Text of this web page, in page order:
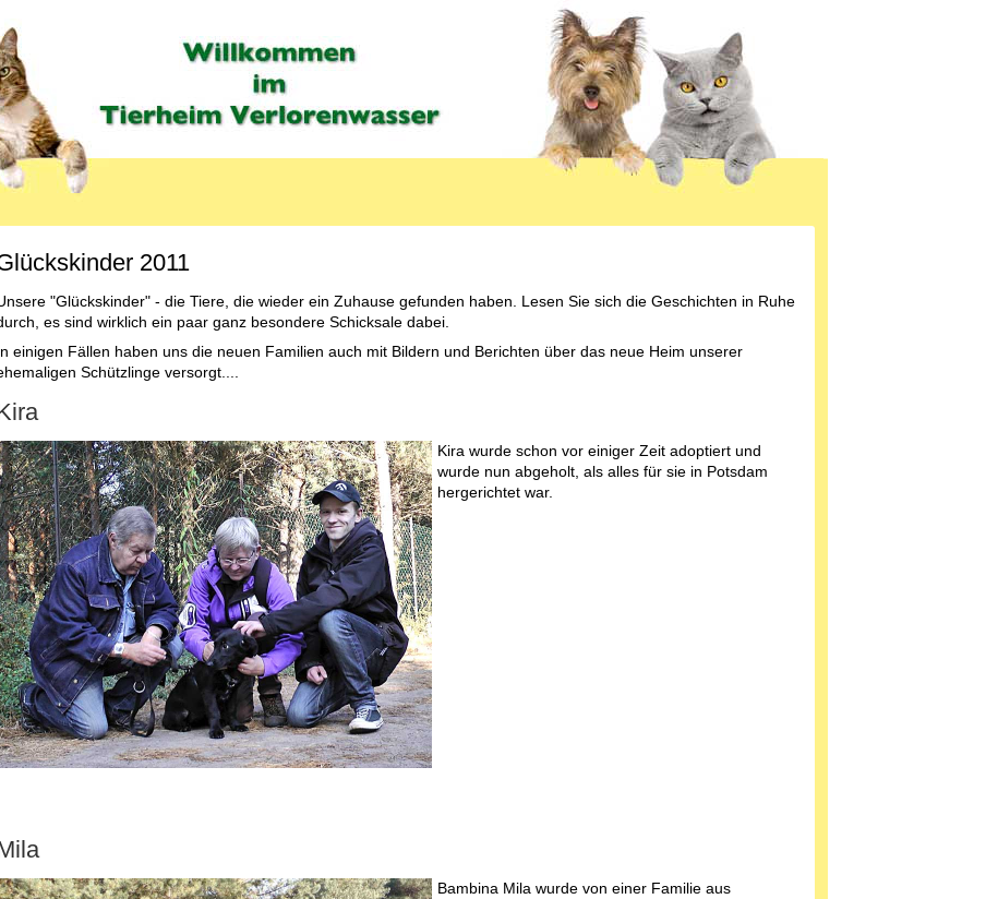
2011
"Glückskinder" - die Tiere, die wieder ein Zuhause gefunden haben. Lesen Sie sich die Geschichten in Ruhe
es sind wirklich ein paar ganz besondere Schicksale dabei.
einigen Fällen haben uns die neuen Familien auch mit Bildern und Berichten über das neue Heim unserer
Schützlinge versorgt....
Kira wurde schon vor einiger Zeit adoptiert und
wurde nun abgeholt, als alles für sie in Potsdam
hergerichtet war.
Bambina Mila wurde von einer Familie aus